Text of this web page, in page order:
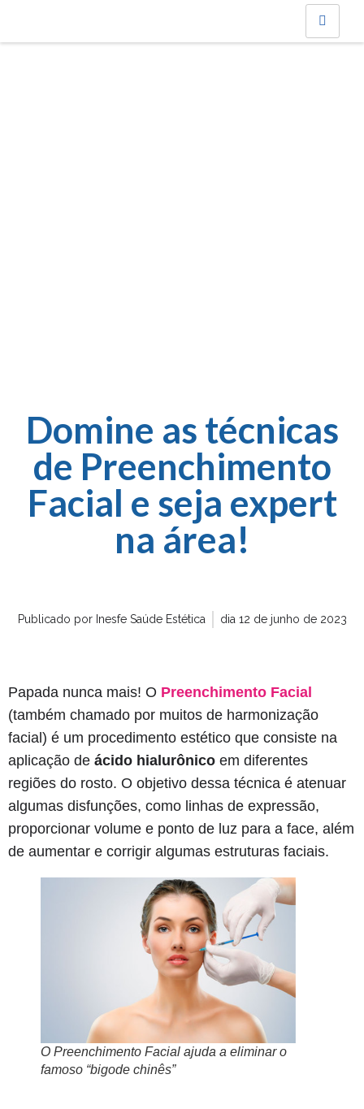
Domine as técnicas
de Preenchimento
Facial e seja expert
na área!
Publicado porInesfe Saúde Estética dia 12 de junho de 2023
Papada nunca mais! O Preenchimento Facial
(também chamado por muitos de harmonização
facial) é um procedimento estético que consiste na
aplicação de ácido hialurônico em diferentes
regiões do rosto. O objetivo dessa técnica é atenuar
algumas disfunções, como linhas de expressão,
proporcionar volume e ponto de luz para a face, além
de aumentar e corrigir algumas estruturas faciais.
O Preenchimento Facial ajuda a eliminar o
famoso “bigode chinês”